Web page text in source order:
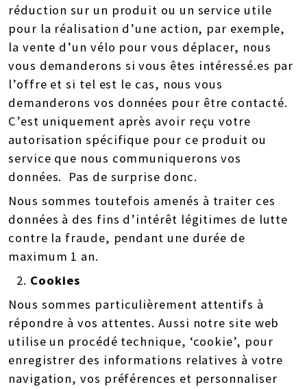
réduction sur un produit ou un service utile
pour la réalisation d’une action, par exemple,
la vente d’un vélo pour vous déplacer, nous
vous demanderons si vous êtes intéressé.es par
l’offre et si tel est le cas, nous vous
demanderons vos données pour être contacté.
C’est uniquement après avoir reçu votre
autorisation spécifique pour ce produit ou
service que nous communiquerons vos
données. Pas de surprise donc.
Nous sommes toutefois amenés à traiter ces
données à des fins d’intérêt légitimes de lutte
contre la fraude, pendant une durée de
maximum 1 an.
Cookies
Nous sommes particulièrement attentifs à
répondre à vos attentes. Aussi notre site web
utilise un procédé technique, ‘cookie’, pour
enregistrer des informations relatives à votre
navigation, vos préférences et personnaliser